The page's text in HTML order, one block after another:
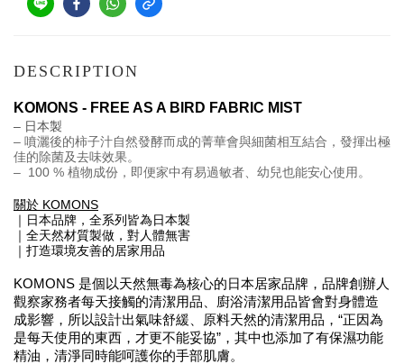
DESCRIPTION
KOMONS - FREE AS A BIRD FABRIC MIST
– 日本製
– 噴灑後的柿子汁自然發酵而成的菁華會與細菌相互結合，發揮出極
佳的除菌及去味效果。
–  100 % 植物成份，即便家中有易過敏者、幼兒也能安心使用。
關於 KOMONS
｜日本品牌，全系列皆為日本製
｜全天然材質製做，對人體無害
｜打造環境友善的居家用品
KOMONS 是個以天然無毒為核心的日本居家品牌 ， 品牌創辦人
觀察家務者每天接觸的清潔用品、廚浴清潔用品皆會對身體造
成影響，所以設計出氣味舒緩、原料天然的清潔用品，“正因為
是每天使用的東西，才更不能妥協”， 其中也添加了有保濕功能
精油，清淨同時能呵護你的手部肌膚。